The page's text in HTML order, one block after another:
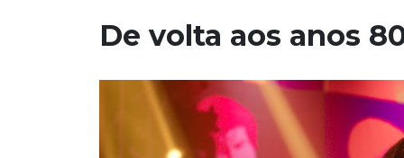
De volta aos anos